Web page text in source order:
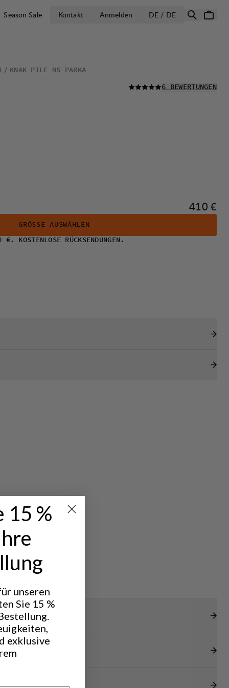
Season Sale Kontakt Anmelden DE / DELAND
KNAK PILE MS PARKA
LESEN SIE ALLE
6 BEWERTUNGEN
Preis:
410 €
GRÖSSE AUSWÄHLEN
KOSTENLOSE RÜCKSENDUNGEN.
& TECH
15 %
unseren
Sie 15 %
exklusive